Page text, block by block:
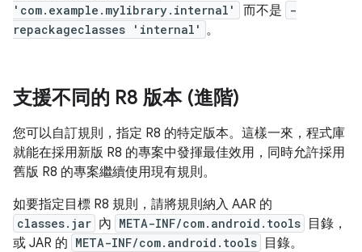
'com.example.mylibrary.internal'
而不是
-
repackageclasses 'internal' 。
支援不同的 R8 版本 (進階)
您可以自訂規則，指定 R8 的特定版本。這樣一來，程式庫
就能在採用新版 R8 的專案中發揮最佳效用，同時允許採用
舊版 R8 的專案繼續使用現有規則。
如要指定目標 R8 規則，請將規則納入 AAR 的
classes.jar 內 META-INF/com.android.tools
目錄，
或 JAR 的 META-INF/com.android.tools 目錄。